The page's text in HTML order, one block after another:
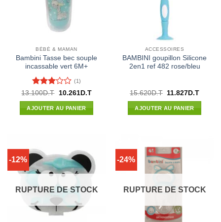
BÉBÉ & MAMAN
Bambini Tasse bec souple
incassable vert 6M+
Note3
sur 5
(1)
13.100D.T
Le
initial
était :
10.261D.TLe
AJOUTER AU PANIER
ACCESSOIRES
BAMBINI goupillon Silicone
2en1 ref 482 rose/bleu
15.620D.T
Le
initial
était :
11.827D.TLe
AJOUTER AU PANIER
-12%
RUPTURE DE STOCK
-24%
RUPTURE DE STOCK